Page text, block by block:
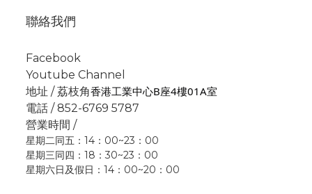
聯絡我們
Facebook
Youtube Channel
地址 / 荔枝角香港工業中心B座4樓01A室
電話 / 852-6769 5787
營業時間 /
星期二同五：14：00~23：00
星期三同四：18：30~23：00
星期六日及假日：14：00~20：00